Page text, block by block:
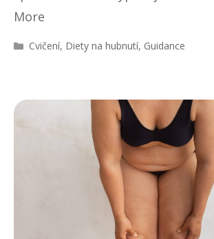
More
R
i
Cvičení, Diety na hubnutí, Guidance